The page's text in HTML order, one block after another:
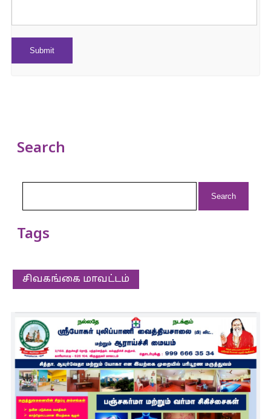
Search
Tags
சிவகங்கை மாவட்டம்